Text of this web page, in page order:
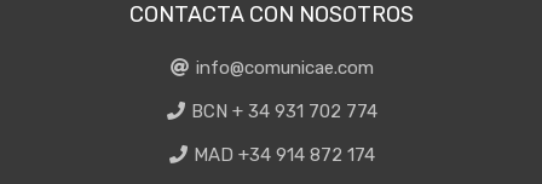
CONTACTA CON NOSOTROS
info@comunicae.com
BCN + 34 931 702 774
MAD +34 914 872 174